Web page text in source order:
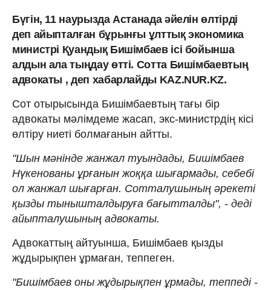
Бүгін, 11 наурызда Астанада әйелін өлтірді
деп айыпталған бұрынғы ұлттық экономика
министрі Қуандық Бишімбаев ісі бойынша
алдын ала тыңдау өтті. Сотта Бишімбаевтың
адвокаты , деп хабарлайды KAZ.NUR.KZ.
Сот отырысында Бишімбаевтың тағы бір
адвокаты мәлімдеме жасап, экс-министрдің кісі
өлтіру ниеті болмағанын айтты.
"Шын мәнінде жанжал туындады, Бишімбаев
Нүкенованы ұрғанын жоққа шығармады, себебі
ол жанжал шығарған. Сотталушының әрекеті
қызды тынышталдыруға бағытталды", - деді
айыпталушының адвокаты.
Адвокаттың айтуынша, Бишімбаев қызды
жұдырықпен ұрмаған, теппеген.
"Бишімбаев оны жұдырықпен ұрмады, теппеді -